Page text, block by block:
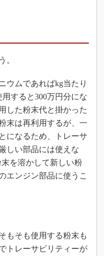
。
ウムであればkg当たり
すると300万円分にな
した粉末代と掛かった
末は再利用するが、一
になるため、トレーサ
しい部品には使えな
を溶かして新しい粉
エンジン部品に使うこ
もそも使用する粉末も
トレーサビリティーが